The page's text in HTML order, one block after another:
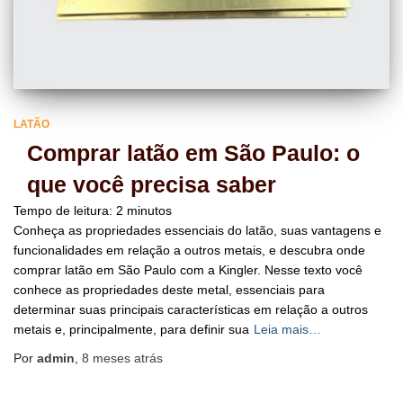
LATÃO
Comprar latão em São Paulo: o
que você precisa saber
Tempo de leitura: 2 minutos
Conheça as propriedades essenciais do latão, suas vantagens e
funcionalidades em relação a outros metais, e descubra onde
comprar latão em São Paulo com a Kingler. Nesse texto você
conhece as propriedades deste metal, essenciais para
determinar suas principais características em relação a outros
metais e, principalmente, para definir sua Leia mais…
Por admin 8 meses atrás